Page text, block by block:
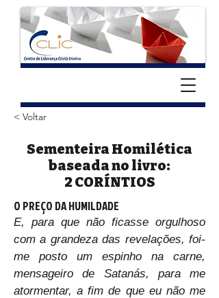
< Voltar
Sementeira Homilética
baseada no livro:
2 CORÍNTIOS
O PREÇO DA HUMILDADE
E, para que não ficasse orgulhoso
com a grandeza das revelações, foi-
me posto um espinho na carne,
mensageiro de Satanás, para me
atormentar, a fim de que eu não me